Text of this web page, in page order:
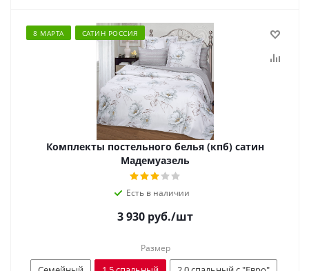
8 МАРТА САТИН РОССИЯ
Комплекты постельного белья (кпб) сатин
Мадемуазель
Есть в наличии
3 930 руб./шт
Размер